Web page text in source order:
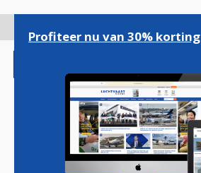
gaan
Magazine Podcasts
Profiteer nu van 30% korting